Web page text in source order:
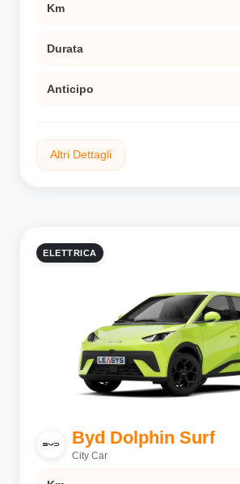
Km
Durata
Anticipo
Altri Dettagli
ELETTRICA
Byd Dolphin Surf
City Car